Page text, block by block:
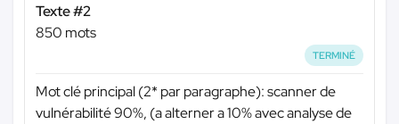
Texte #2
850 mots
TERMINÉ
Mot clé principal (2* par paragraphe): scanner de
vulnérabilité 90%, (a alterner a 10% avec analyse de